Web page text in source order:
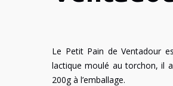
Le Petit Pain de Ventadour
lactique moulé au torchon, il
200g à l’emballage.